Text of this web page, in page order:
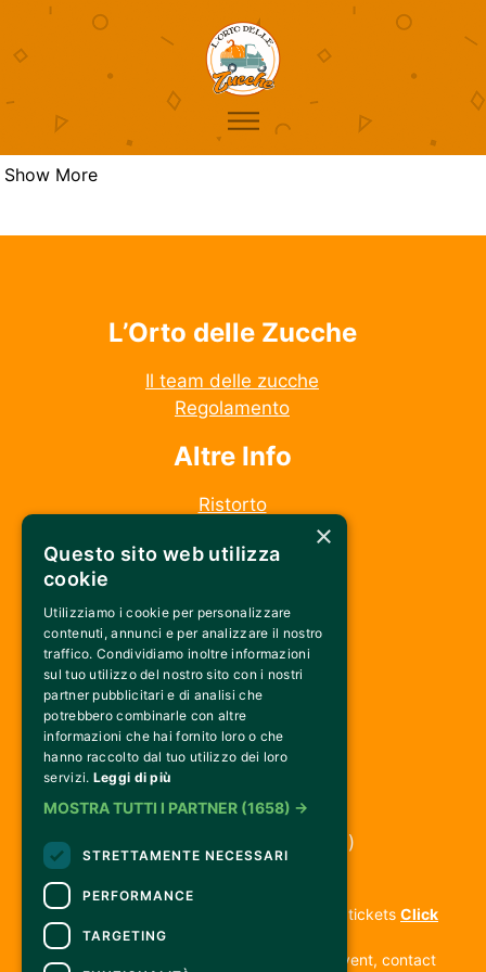
Show More
L’Orto delle Zucche
Il team delle zucche
Regolamento
Altre Info
Ristorto
Instagram
Facebook
Connettiti
Via della Libertà 103
Matassino, Reggello (FI)
CONTACTS
For information and support in purchasing tickets Click
For information on the program and the event, contact
×
Questo sito web utilizza
cookie
Utilizziamo i cookie per personalizzare
contenuti, annunci e per analizzare il nostro
traffico. Condividiamo inoltre informazioni
sul tuo utilizzo del nostro sito con i nostri
partner pubblicitari e di analisi che
potrebbero combinarle con altre
informazioni che hai fornito loro o che
hanno raccolto dal tuo utilizzo dei loro
servizi. Leggi di più
MOSTRA TUTTI I PARTNER (1658) →
STRETTAMENTE NECESSARI
PERFORMANCE
TARGETING